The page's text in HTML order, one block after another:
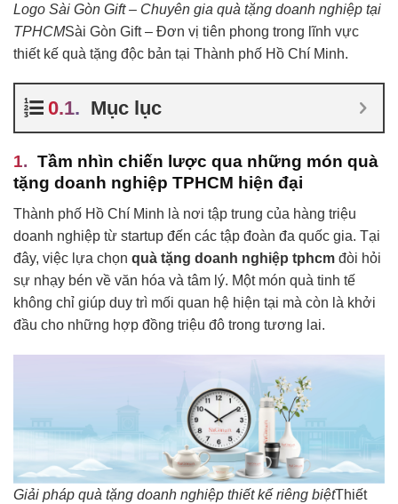
Logo Sài Gòn Gift – Chuyên gia quà tặng doanh nghiệp tại
TPHCMSài Gòn Gift – Đơn vị tiên phong trong lĩnh vực
thiết kế quà tặng độc bản tại Thành phố Hồ Chí Minh.
Mục lục
Tầm nhìn chiến lược qua những món quà
tặng doanh nghiệp TPHCM hiện đại
Thành phố Hồ Chí Minh là nơi tập trung của hàng triệu
doanh nghiệp từ startup đến các tập đoàn đa quốc gia. Tại
đây, việc lựa chọn quà tặng doanh nghiệp tphcm đòi hỏi
sự nhạy bén về văn hóa và tâm lý. Một món quà tinh tế
không chỉ giúp duy trì mối quan hệ hiện tại mà còn là khởi
đầu cho những hợp đồng triệu đô trong tương lai.
Giải pháp quà tặng doanh nghiệp thiết kế riêng biệtThiết